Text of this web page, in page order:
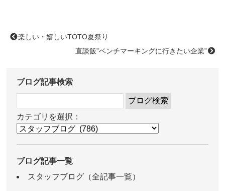
楽しい・嬉しいTOTO夏祭り
直談飯”ベンチマーキングに行きたい企業”
ブログ記事検索
カテゴリを選択：
ブログ記事一覧
スタッフブログ（全記事一覧）